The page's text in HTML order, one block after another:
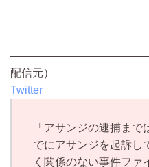
配信元）
Twitter
「アサンジの逮捕ま
でにアサンジを起訴し
く関係のない事件ファ